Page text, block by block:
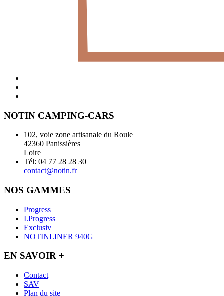
NOTIN CAMPING-CARS
102, voie zone artisanale du Roule
42360 Panissières
Loire
Tél: 04 77 28 28 30
contact@notin.fr
NOS GAMMES
Progress
I.Progress
Exclusiv
NOTINLINER 940G
EN SAVOIR +
Contact
SAV
Plan du site